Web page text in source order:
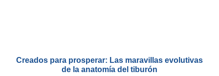
Creados para prosperar: Las maravillas evolutivas
de la anatomía del tiburón